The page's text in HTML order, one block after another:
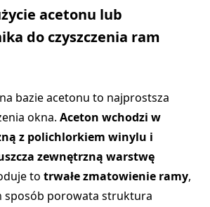
acetonu lub
do czyszczenia ram
bazie acetonu to najprostsza
okna. Aceton wchodzi w
z polichlorkiem winylu i
zewnętrzną warstwę
to trwałe zmatowienie ramy,
sposób porowata struktura